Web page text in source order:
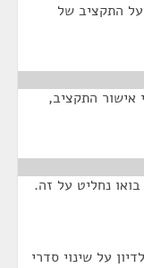
התקציב של
אישור התקציב,
נחליט על זה.
על שינוי סדרי